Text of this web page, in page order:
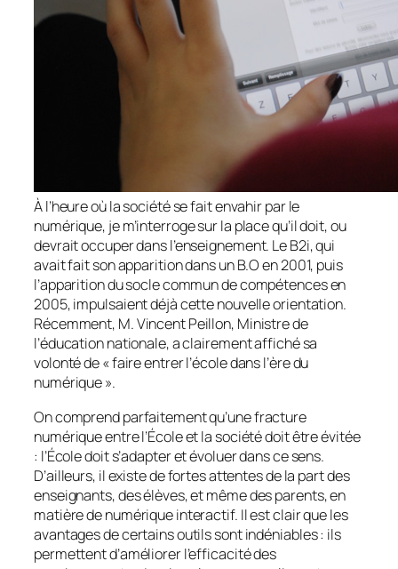
À l’heure où la société se fait envahir par le
numérique, je m’interroge sur la place qu’il doit, ou
devrait occuper dans l’enseignement. Le B2i, qui
avait fait son apparition dans un B.O en 2001, puis
l’apparition du socle commun de compétences en
2005, impulsaient déjà cette nouvelle orientation.
Récemment, M. Vincent Peillon, Ministre de
l’éducation nationale, a clairement affiché sa
volonté de «faire entrer l’école dans l’ère du
numérique».
On comprend parfaitement qu’une fracture
numérique entre l’École et la société doit être évitée
: l’École doit s’adapter et évoluer dans ce sens.
D’ailleurs, il existe de fortes attentes de la part des
enseignants, des élèves, et même des parents, en
matière de numérique interactif. Il est clair que les
avantages de certains outils sont indéniables : ils
permettent d’améliorer l’efficacité des